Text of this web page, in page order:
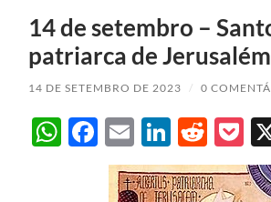
14 de setembro –
patriarca de Jerusalém
14 DE SETEMBRO DE 2023 / 0
WhatsApp
Facebook
Email